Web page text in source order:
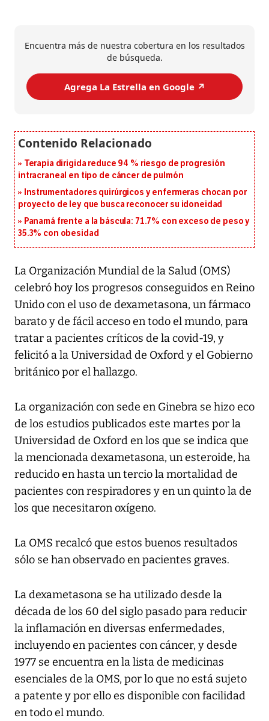
Encuentra más de nuestra cobertura en los resultados
de búsqueda.
Agrega La Estrella en Google ↗️
Terapia dirigida reduce 94 % riesgo de progresión
intracraneal en tipo de cáncer de pulmón
Instrumentadores quirúrgicos y enfermeras chocan por
proyecto de ley que busca reconocer su idoneidad
Panamá frente a la báscula: 71.7% con exceso de peso y
35.3% con obesidad
La Organización Mundial de la Salud (OMS)
celebró hoy los progresos conseguidos en Reino
Unido con el uso de dexametasona, un fármaco
barato y de fácil acceso en todo el mundo, para
tratar a pacientes críticos de la covid-19, y
felicitó a la Universidad de Oxford y el Gobierno
británico por el hallazgo.
La organización con sede en Ginebra se hizo eco
de los estudios publicados este martes por la
Universidad de Oxford en los que se indica que
la mencionada dexametasona, un esteroide, ha
reducido en hasta un tercio la mortalidad de
pacientes con respiradores y en un quinto la de
los que necesitaron oxígeno.
La OMS recalcó que estos buenos resultados
sólo se han observado en pacientes graves.
La dexametasona se ha utilizado desde la
década de los 60 del siglo pasado para reducir
la inflamación en diversas enfermedades,
incluyendo en pacientes con cáncer, y desde
1977 se encuentra en la lista de medicinas
esenciales de la OMS, por lo que no está sujeto
a patente y por ello es disponible con facilidad
en todo el mundo.